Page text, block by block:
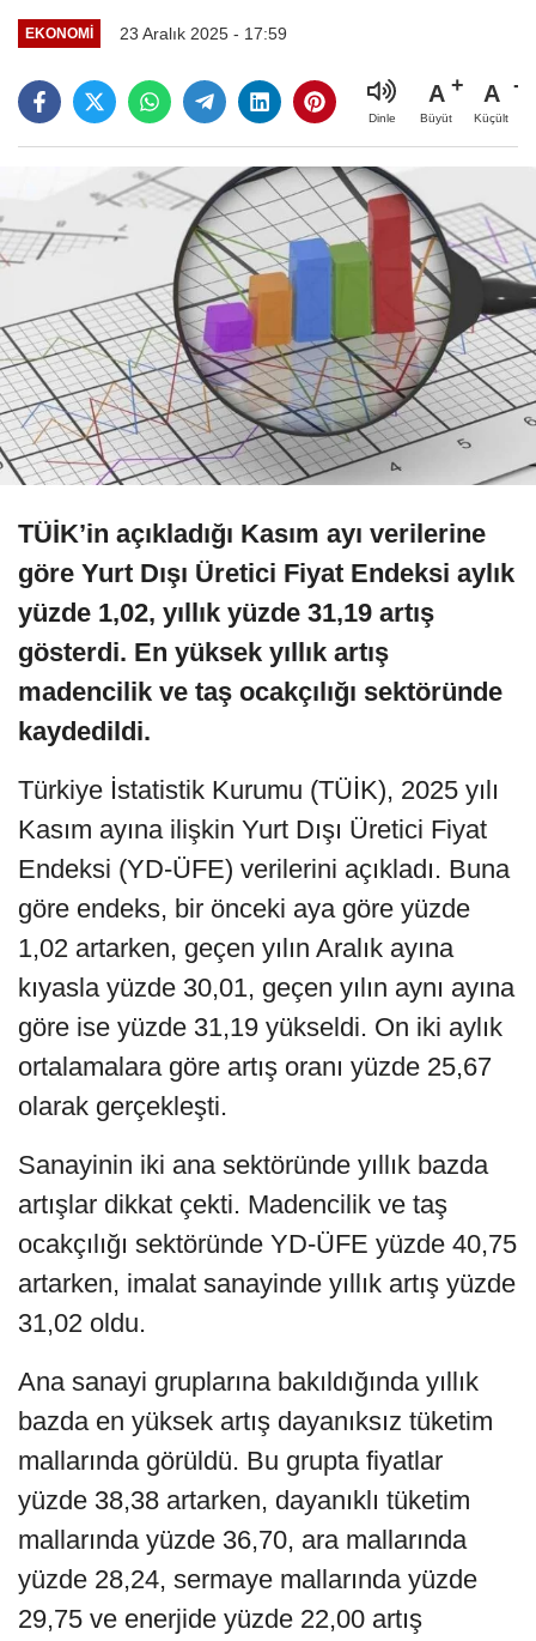
EKONOMI 23 Aralık 2025 - 17:59
Dinle
A
Büyüt
A
Küçült
TÜİK’in açıkladığı Kasım ayı verilerine
göre Yurt Dışı Üretici Fiyat Endeksi aylık
yüzde 1,02, yıllık yüzde 31,19 artış
gösterdi. En yüksek yıllık artış
madencilik ve taş ocakçılığı sektöründe
kaydedildi.
Türkiye İstatistik Kurumu (TÜİK), 2025 yılı
Kasım ayına ilişkin Yurt Dışı Üretici Fiyat
Endeksi (YD-ÜFE) verilerini açıkladı. Buna
göre endeks, bir önceki aya göre yüzde
1,02 artarken, geçen yılın Aralık ayına
kıyasla yüzde 30,01, geçen yılın aynı ayına
göre ise yüzde 31,19 yükseldi. On iki aylık
ortalamalara göre artış oranı yüzde 25,67
olarak gerçekleşti.
Sanayinin iki ana sektöründe yıllık bazda
artışlar dikkat çekti. Madencilik ve taş
ocakçılığı sektöründe YD-ÜFE yüzde 40,75
artarken, imalat sanayinde yıllık artış yüzde
31,02 oldu.
Ana sanayi gruplarına bakıldığında yıllık
bazda en yüksek artış dayanıksız tüketim
mallarında görüldü. Bu grupta fiyatlar
yüzde 38,38 artarken, dayanıklı tüketim
mallarında yüzde 36,70, ara mallarında
yüzde 28,24, sermaye mallarında yüzde
29,75 ve enerjide yüzde 22,00 artış